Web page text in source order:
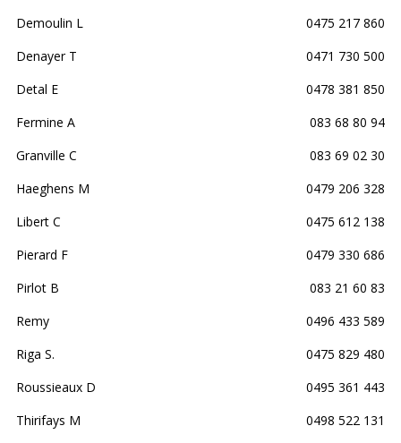
Demoulin L
0475 217 860
Denayer T
0471 730 500
Detal E
0478 381 850
Fermine A
083 68 80 94
Granville C
083 69 02 30
Haeghens M
0479 206 328
Libert C
0475 612 138
Pierard F
0479 330 686
Pirlot B
083 21 60 83
Remy
0496 433 589
Riga S.
0475 829 480
Roussieaux D
0495 361 443
Thirifays M
0498 522 131